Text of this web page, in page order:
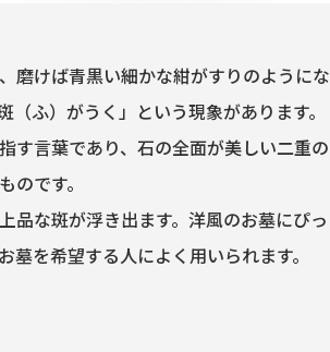
磨けば青黒い細かな紺がすりのようにな
（ふ）がうく」という現象があります。
す言葉であり、石の全面が美しい二重の
のです。
品な斑が浮き出ます。洋風のお墓にぴっ
墓を希望する人によく用いられます。